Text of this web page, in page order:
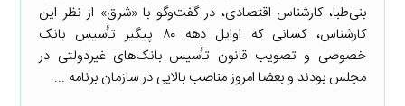
بنی‌طبا، کارشناس اقتصادی، در گفت‌وگو با «شرق» از نظر این
کارشناس، کسانی که اوایل دهه ۸۰ پیگیر تأسیس بانک
خصوصی و تصویب قانون تأسیس بانک‌های غیردولتی در
مجلس بودند و بعضا امروز مناصب بالایی در سازمان برنامه ...